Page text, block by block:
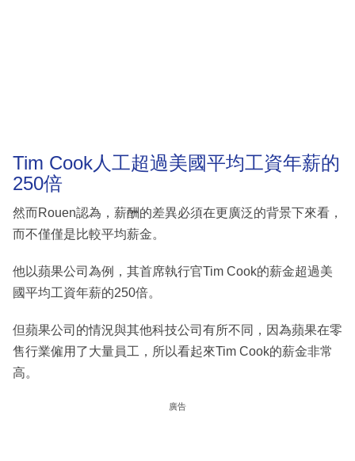
Tim Cook人工超過美國平均工資年薪的
250倍
然而Rouen認為，薪酬的差異必須在更廣泛的背景下來看，
而不僅僅是比較平均薪金。
他以蘋果公司為例，其首席執行官Tim Cook的薪金超過美
國平均工資年薪的250倍。
但蘋果公司的情況與其他科技公司有所不同，因為蘋果在零
售行業僱用了大量員工，所以看起來Tim Cook的薪金非常
高。
廣告